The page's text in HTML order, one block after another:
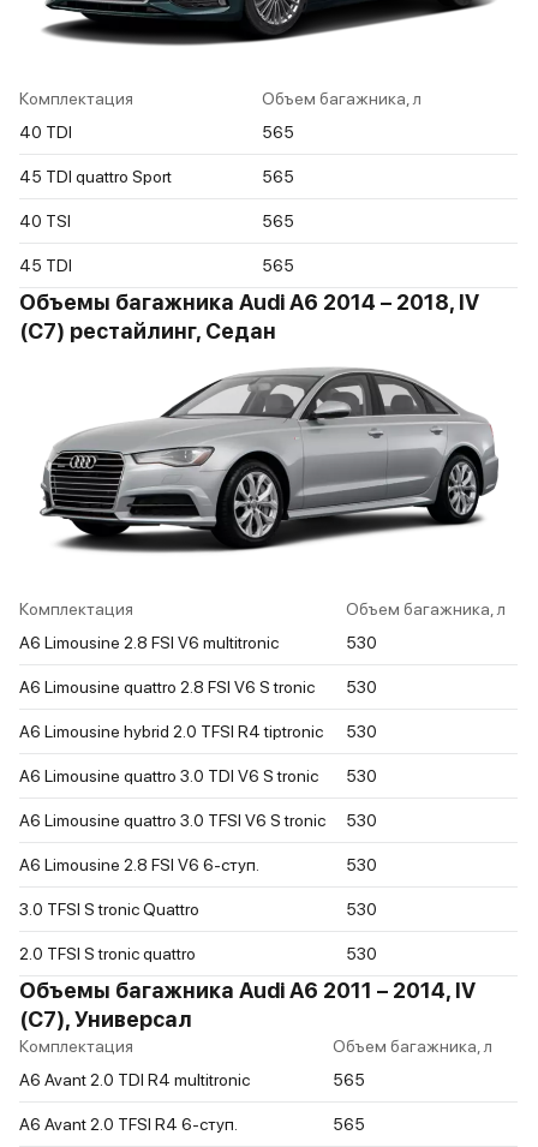
Комплектация
Объем багажника, л
40 TDI
565
45 TDI quattro Sport 565
40 TSI 565
45 TDI 565
Объемы багажника Audi A6 2014 – 2018, IV
(C7) рестайлинг, Седан
Комплектация
Объем багажника, л
A6 Limousine 2.8 FSI V6 multitronic
530
A6 Limousine quattro 2.8 FSI V6 S tronic 530
A6 Limousine hybrid 2.0 TFSI R4 tiptronic 530
A6 Limousine quattro 3.0 TDI V6 S tronic 530
A6 Limousine quattro 3.0 TFSI V6 S tronic 530
A6 Limousine 2.8 FSI V6 6-ступ. 530
3.0 TFSI S tronic Quattro 530
2.0 TFSI S tronic quattro 530
Объемы багажника Audi A6 2011 – 2014, IV
(C7), Универсал
Комплектация
Объем багажника, л
A6 Avant 2.0 TDI R4 multitronic
565
A6 Avant 2.0 TFSI R4 6-ступ. 565